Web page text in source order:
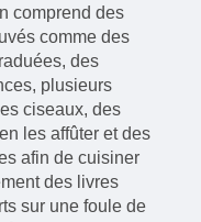
comprend des
comme des
des
plusieurs
ciseaux, des
les affûter et des
afin de cuisiner
des livres
sur une foule de